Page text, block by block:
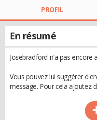
PROFIL
En résumé
Josebradford n'a pas encore
Vous pouvez lui suggérer
message. Pour cela ajoutez